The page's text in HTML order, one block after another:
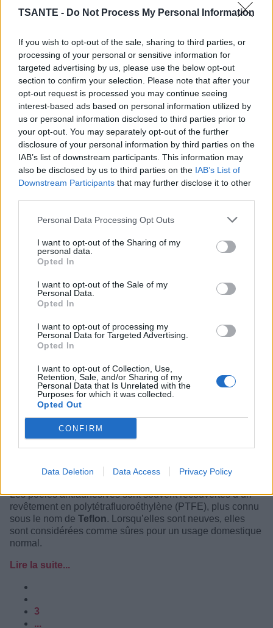
TSANTE - Do Not Process My Personal Information
If you wish to opt-out of the sale, sharing to third parties, or
processing of your personal or sensitive information for
targeted advertising by us, please use the below opt-out
section to confirm your selection. Please note that after your
opt-out request is processed you may continue seeing
interest-based ads based on personal information utilized by
us or personal information disclosed to third parties prior to
your opt-out. You may separately opt-out of the further
disclosure of your personal information by third parties on the
IAB’s list of downstream participants. This information may
also be disclosed by us to third parties on the IAB’s List of
Downstream Participants that may further disclose it to other
Personal Data Processing Opt Outs
I want to opt-out of the Sharing of my
personal data.
Opted In
I want to opt-out of the Sale of my
Personal Data.
Opted In
I want to opt-out of processing my
Personal Data for Targeted Advertising.
Opted In
I want to opt-out of Collection, Use,
Retention, Sale, and/or Sharing of my
Personal Data that Is Unrelated with the
Purposes for which it was collected.
Opted Out
CONFIRM
Data Deletion Data Access Privacy Policy
Contrairement à ce que l’on pense, le papier toilette n’est
pas conçu pour protéger contre les bactéries. Au contraire,
il est très poreux et absorbe facilement l’humidité, ce qui
favorise la prolifération des germes. En posant plusieurs
couches, vous créez en réalité une surface encore plus
favorable aux microbes.
Peut-on cuisiner avec une poêle
rayée ? Ce que dit la science
Catégorie :Santé
Les poêles antiadhésives sont souvent recouvertes d’un
revêtement en polytétrafluoroéthylène (PTFE), plus connu
sous le nom de Teflon. Lorsqu’elles sont neuves, elles
sont considérées comme sûres pour un usage domestique
normal.
Lire la suite...
3
...